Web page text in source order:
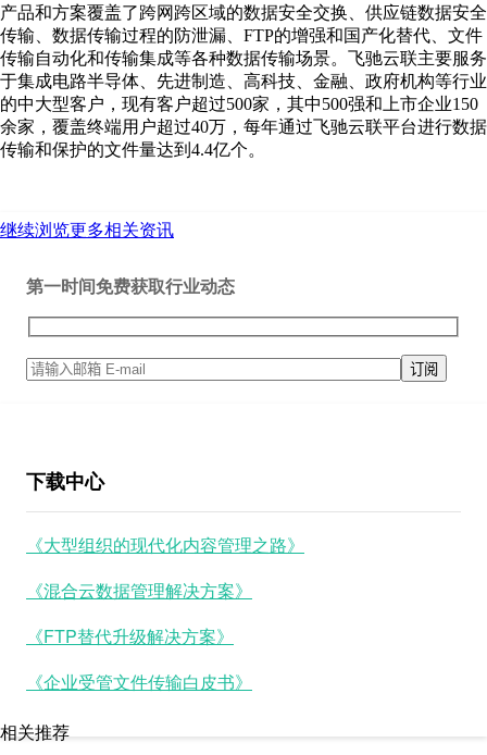
产品和方案覆盖了跨网跨区域的数据安全交换、供应链数据安全
传输、数据传输过程的防泄漏、FTP的增强和国产化替代、文件
传输自动化和传输集成等各种数据传输场景。飞驰云联主要服务
于集成电路半导体、先进制造、高科技、金融、政府机构等行业
的中大型客户，现有客户超过500家，其中500强和上市企业150
余家，覆盖终端用户超过40万，每年通过飞驰云联平台进行数据
传输和保护的文件量达到4.4亿个。
继续浏览更多相关资讯
第一时间免费获取行业动态
下载中心
《大型组织的现代化内容管理之路》
《混合云数据管理解决方案》
《FTP替代升级解决方案》
《企业受管文件传输白皮书》
相关推荐